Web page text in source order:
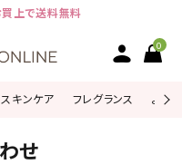
上で送料無料
0
スキンケア フレグランス よじ
せ